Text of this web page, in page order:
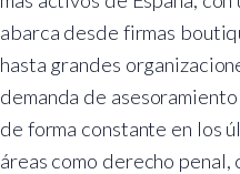
abarca desde firmas
hasta grandes
demanda de
de forma constante en los
áreas como derecho